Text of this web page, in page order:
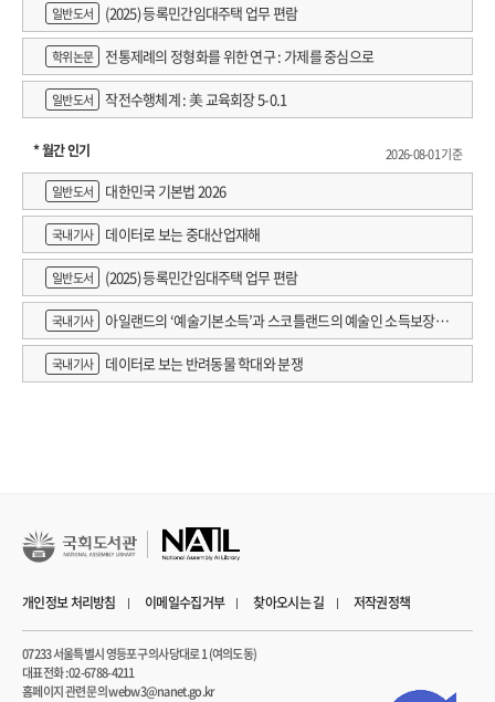
일반도서 (2025) 등록민간임대주택 업무 편람
학위논문 전통제례의 정형화를 위한 연구 : 가제를 중심으로
일반도서 작전수행체계 : 美 교육회장 5-0.1
* 월간 인기
2026-08-01 기준
일반도서
대한민국 기본법 2026
국내기사 데이터로 보는 중대산업재해
일반도서 (2025) 등록민간임대주택 업무 편람
국내기사
아일랜드의 ‘예술기본소득’과 스코틀랜드의 예술인 소득보장정
책 논의
국내기사 데이터로 보는 반려동물 학대와 분쟁
개인정보 처리방침 이메일수집거부 찾아오시는 길 저작권정책
07233 서울특별시 영등포구 의사당대로 1 (여의도동)
대표전화 : 02-6788-4211
홈페이지 관련 문의 webw3@nanet.go.kr